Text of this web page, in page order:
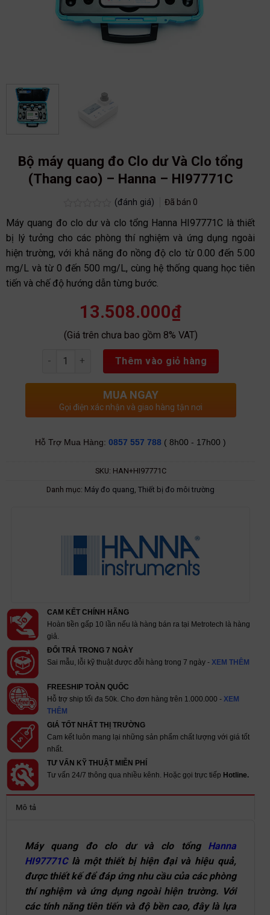
Bộ máy quang đo Clo dư Và Clo tổng
(Thang cao) – Hanna – HI97771C
Được
xếp
hạng
5
sao
(đánh giá) Đã bán 0
Máy quang đo clo dư và clo tổng Hanna HI97771C là thiết
bị lý tưởng cho các phòng thí nghiệm và ứng dụng ngoài
hiện trường, với khả năng đo nồng độ clo từ 0.00 đến 5.00
mg/L và từ 0 đến 500 mg/L, cùng hệ thống quang học tiên
tiến và chế độ hướng dẫn từng bước.
13.508.000₫
(Giá trên chưa bao gồm 8% VAT)
Số lượng Thêm vào giỏ hàng
MUA NGAY
Gọi điện xác nhận và giao hàng tận nơi
Hỗ Trợ Mua Hàng: 0857 557 788 ( 8h00 - 17h00 )
SKU: HAN+HI97771C
Danh mục: Máy đo quang, Thiết bị đo môi trường
CAM KẾT CHÍNH HÃNG
Hoàn tiền gấp 10 lần nếu là hàng bán ra tại Metrotech là hàng
giả.
ĐỔI TRẢ TRONG 7 NGÀY
Sai mẫu, lỗi kỹ thuật được đỗi hàng trong 7 ngày - XEM THÊM
FREESHIP TOÀN QUỐC
Hỗ trợ ship tối đa 50k. Cho đơn hàng trên 1.000.000 - XEM
THÊM
GIÁ TỐT NHẤT THỊ TRƯỜNG
Cam kết luôn mang lại những sản phẩm chất lượng với giá tốt
nhất.
TƯ VẤN KỸ THUẬT MIỄN PHÍ
Tư vấn 24/7 thông qua nhiều kênh. Hoặc gọi trực tiếp Hotline.
Mô tả
Máy quang đo clo dư và clo tổng Hanna
HI97771Clà một thiết bị hiện đại và hiệu quả,
được thiết kế để đáp ứng nhu cầu của các phòng
thí nghiệm và ứng dụng ngoài hiện trường. Với
các tính năng tiên tiến và độ bền cao, đây là lựa